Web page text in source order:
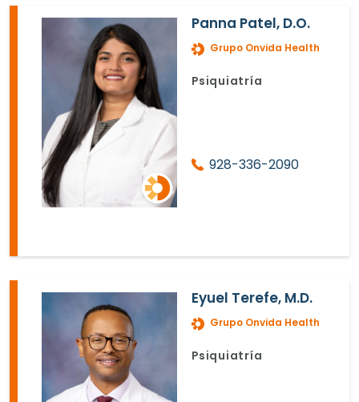
Panna Patel, D.O.
Grupo Onvida Health
Psiquiatría
928-336-2090
Eyuel Terefe, M.D.
Grupo Onvida Health
Psiquiatría